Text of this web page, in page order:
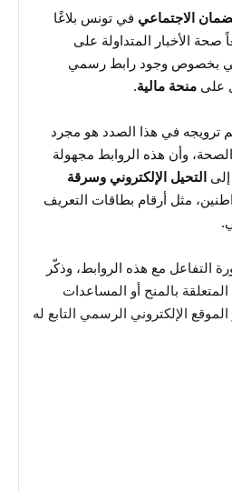
الاجتماعي في تونس بلاغًا
صحة الأخبار المتداولة على
بخصوص وجود رابط رسمي
على منحة مالية.
ترويجه في هذا الصدد هو مجرد
وأن هذه الروابط مجهولة
التحيل الإلكتروني وسرقة
مثل أرقام بطاقات التعريف
التفاعل مع هذه الروابط، وذكّر
بالمنح أو المساعدات
الإلكتروني الرسمي التابع له